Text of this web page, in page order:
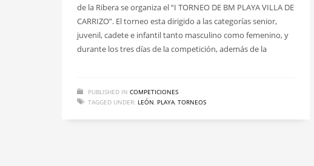
de la Ribera se organiza el “I TORNEO DE BM PLAYA VILLA DE
CARRIZO”. El torneo esta dirigido a las categorías senior,
juvenil, cadete e infantil tanto masculino como femenino, y
durante los tres días de la competición, además de la
PUBLISHED IN COMPETICIONES
TAGGED UNDER: LEÓN, PLAYA, TORNEOS